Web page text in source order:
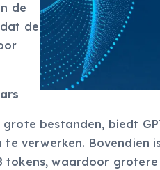
de
de
bestanden, biedt
verwerken. Bovendien
tokens, waardoor